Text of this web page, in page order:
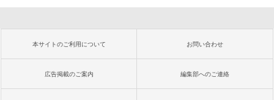
本サイトのご利用について お問い合わせ
広告掲載のご案内 編集部へのご連絡